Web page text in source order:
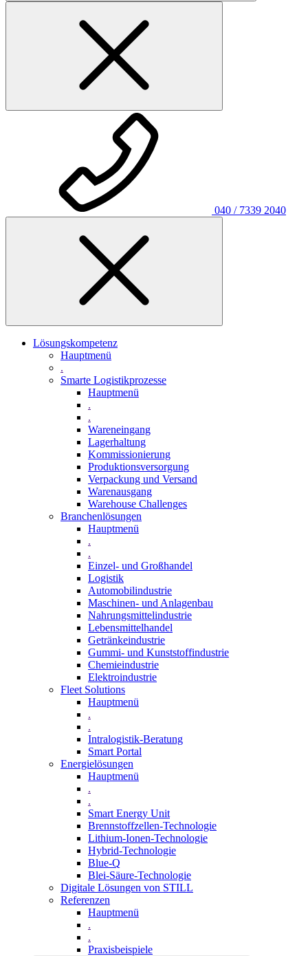
040 / 7339 2040
Lösungskompetenz
Hauptmenü
.
Smarte Logistikprozesse
Hauptmenü
.
.
Wareneingang
Lagerhaltung
Kommissionierung
Produktionsversorgung
Verpackung und Versand
Warenausgang
Warehouse Challenges
Branchenlösungen
Hauptmenü
.
.
Einzel- und Großhandel
Logistik
Automobilindustrie
Maschinen- und Anlagenbau
Nahrungsmittelindustrie
Lebensmittelhandel
Getränkeindustrie
Gummi­- und Kunststoffindustrie
Chemieindustrie
Elektroindustrie
Fleet Solutions
Hauptmenü
.
.
Intralogistik-Beratung
Smart Portal
Energielösungen
Hauptmenü
.
.
Smart Energy Unit
Brennstoffzellen-Technologie
Lithium-Ionen-Technologie
Hybrid-Technologie
Blue-Q
Blei-Säure-Technologie
Digitale Lösungen von STILL
Referenzen
Hauptmenü
.
.
Praxisbeispiele